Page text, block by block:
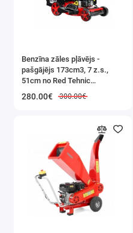
Sensora izmēri:
Iepakojuma izmēri:
✅ SERTIFICĒTS
GĀZES SENSORS
Apkures sezonā
monoksīdu risks.
risku, brīdinot par
Benzīna zāles pļāvējs -
pašgājējs 173cm3, 7 z.s.,
51cm no Red Tehnic
280.00€ 300.00€